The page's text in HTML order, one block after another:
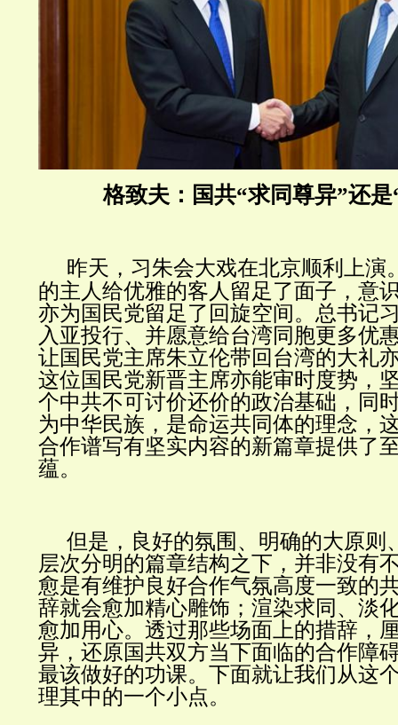
格致夫：国共“求同尊异”还
昨天，习朱会大戏在北京顺利上演
的主人给优雅的客人留足了面子，意
亦为国民党留足了回旋空间。总书记
入亚投行、并愿意给台湾同胞更多优
让国民党主席朱立伦带回台湾的大礼
这位国民党新晋主席亦能审时度势，
个中共不可讨价还价的政治基础，同
为中华民族，是命运共同体的理念，
合作谱写有坚实内容的新篇章提供了
蕴。
但是，良好的氛围、明确的大原则
层次分明的篇章结构之下，并非没有
愈是有维护良好合作气氛高度一致的
辞就会愈加精心雕饰；渲染求同、淡
愈加用心。透过那些场面上的措辞，
异，还原国共双方当下面临的合作障
最该做好的功课。下面就让我们从这
理其中的一个小点。